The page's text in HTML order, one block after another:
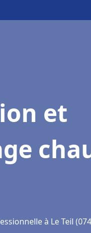
et
à Le Teil